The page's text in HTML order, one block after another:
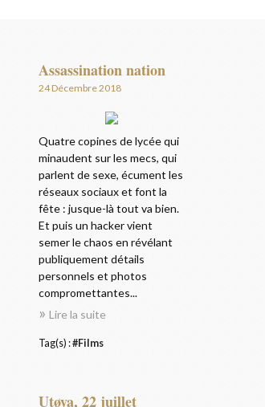
Assassination nation
24 Décembre 2018
Quatre copines de lycée qui
minaudent sur les mecs, qui
parlent de sexe, écument les
réseaux sociaux et font la
fête : jusque-là tout va bien.
Et puis un hacker vient
semer le chaos en révélant
publiquement détails
personnels et photos
compromettantes...
Lire la suite
Tag(s) :#Films
Utøya, 22 juillet